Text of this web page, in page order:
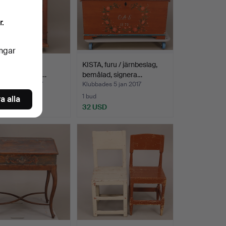
pardörr…
28 feb 2017
KISTA, furu / järnbeslag,
bemålad, signera…
Klubbades 5 jan 2017
1 bud
32 USD
alla